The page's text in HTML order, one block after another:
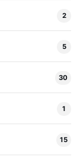
2
5
30
1
15